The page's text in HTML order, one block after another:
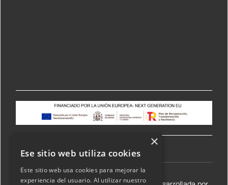
×
Ese sitio web utiliza cookies
Este sitio web usa cookies para mejorar la
experiencia del usuario. Al utilizar nuestro